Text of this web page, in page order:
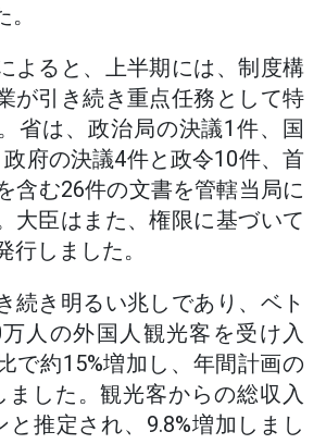
よると、上半期には、制度構
が引き続き重点任務として特
省は、政治局の決議1件、国
府の決議4件と政令10件、首
含む26件の文書を管轄当局に
大臣はまた、権限に基づいて
行しました。
続き明るい兆しであり、ベト
人の外国人観光客を受け入
で約15%増加し、年間計画の
ました。観光客からの総収入
と推定され、9.8%増加しまし